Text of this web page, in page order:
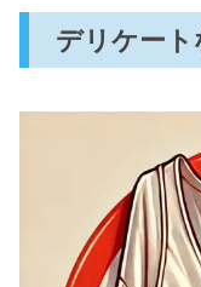
デリケー